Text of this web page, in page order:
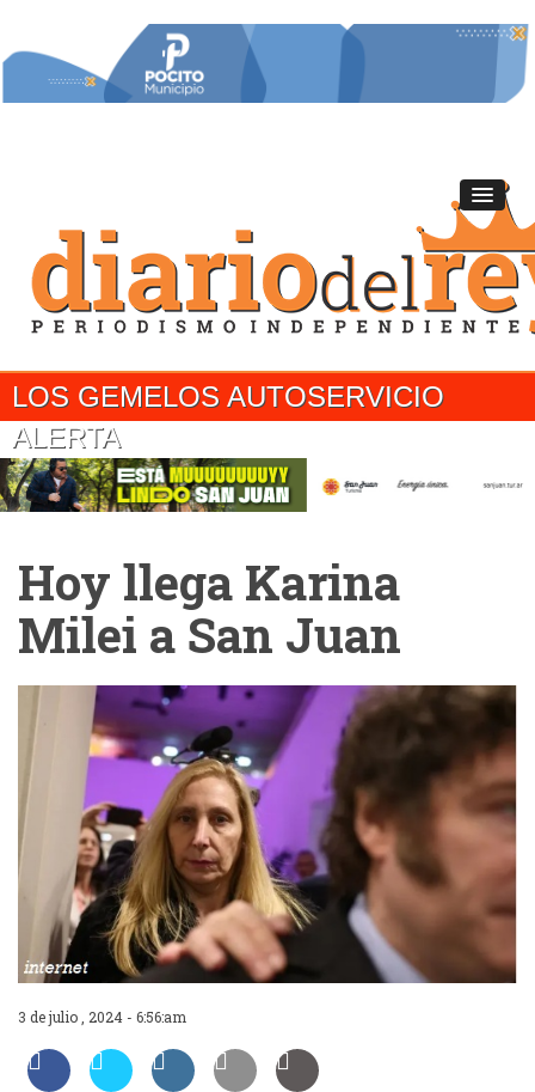
LOS GEMELOS AUTOSERVICIO
ALERTA
Hoy llega Karina
Milei a San Juan
3 de julio , 2024 - 6:56:am